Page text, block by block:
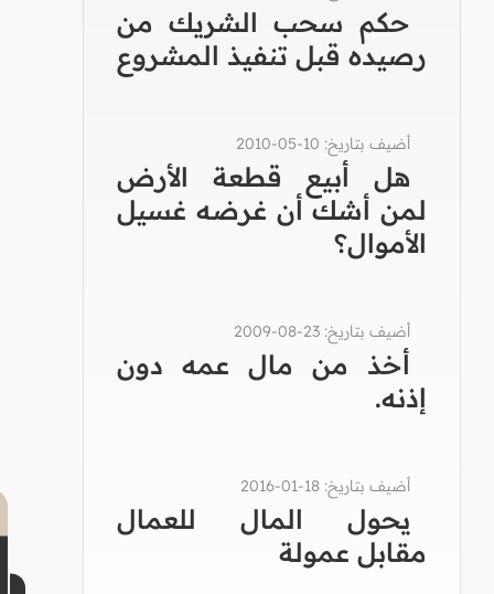
حكم سحب الشريك من
رصيده قبل تنفيذ المشروع
أضيف بتاريخ: 10-05-2010
هل أبيع قطعة الأرض
لمن أشك أن غرضه غسيل
الأموال؟
أضيف بتاريخ: 23-08-2009
أخذ من مال عمه دون
إذنه.
أضيف بتاريخ: 18-01-2016
يحول المال للعمال
مقابل عمولة